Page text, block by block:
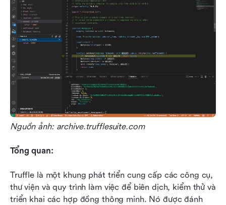
Nguồn ảnh: archive.trufflesuite.com
Tổng quan:
Truffle là một khung phát triển cung cấp các công cụ,
thư viện và quy trình làm việc để biên dịch, kiểm thử và
triển khai các hợp đồng thông minh. Nó được đánh